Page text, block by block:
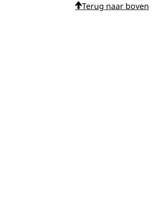
Terug naar boven